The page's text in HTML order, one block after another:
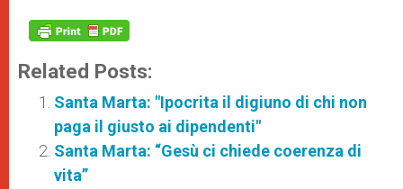
Related Posts:
Santa Marta: "Ipocrita il digiuno di chi non
paga il giusto ai dipendenti"
Santa Marta: “Gesù ci chiede coerenza di
vita”